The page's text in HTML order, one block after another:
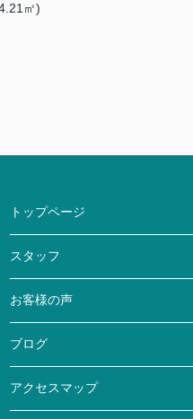
㎡)
トップページ
スタッフ
お客様の声
ブログ
アクセスマップ